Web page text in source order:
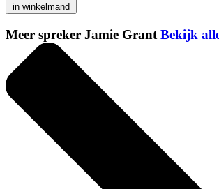
in winkelmand
Meer spreker Jamie Grant Bekijk